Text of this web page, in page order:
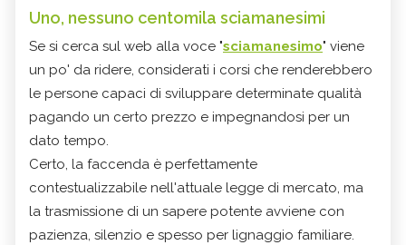
Uno, nessuno centomila sciamanesimi
Se si cerca sul web alla voce "sciamanesimo" viene
un po' da ridere, considerati i corsi che renderebbero
le persone capaci di sviluppare determinate qualità
pagando un certo prezzo e impegnandosi per un
dato tempo.
Certo, la faccenda è perfettamente
contestualizzabile nell'attuale legge di mercato, ma
la trasmissione di un sapere potente avviene con
pazienza, silenzio e spesso per lignaggio familiare.